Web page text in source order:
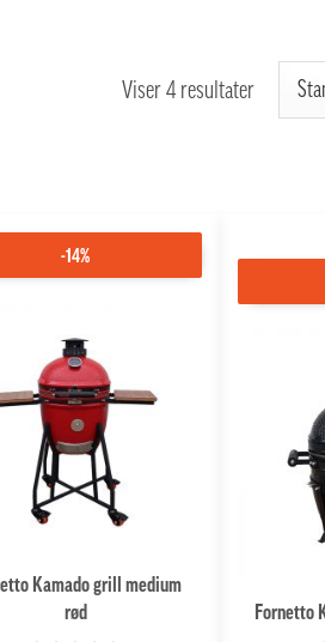
Viser 4 resultater
-14%
Kamado grill medium
rød
Fornetto